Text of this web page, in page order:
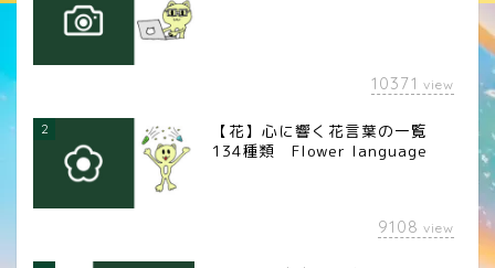
10371 view
2
【花】心に響く花言葉の一覧
134種類 Flower language
9108 view